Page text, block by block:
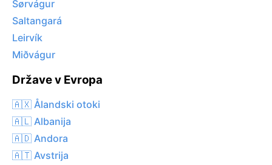
Sørvágur
Saltangará
Leirvík
Miðvágur
Države v Evropa
🇦🇽 Ålandski otoki
🇦🇱 Albanija
🇦🇩 Andora
🇦🇹 Avstrija